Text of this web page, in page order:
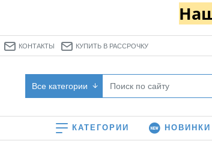
КОНТАКТЫ КУПИТЬ В РАССРОЧКУ
Все категории
КАТЕГОРИИ НОВИНКИ